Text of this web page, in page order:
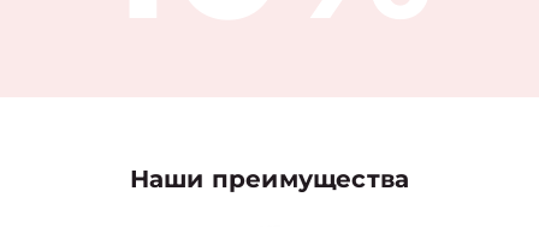
Наши преимущества